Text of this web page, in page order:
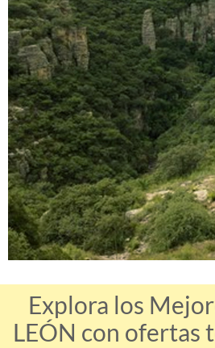
Explora los
LEÓN con ofertas